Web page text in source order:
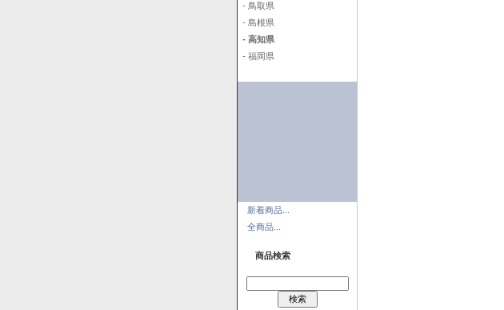
- 鳥取県
- 島根県
- 高知県
- 福岡県
新着商品...
全商品...
商品検索